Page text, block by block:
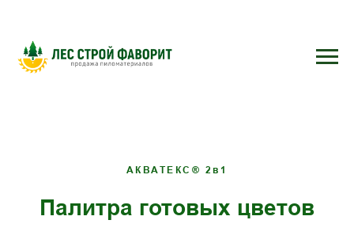
АКВАТЕКС® 2в1
Палитра готовых цветов